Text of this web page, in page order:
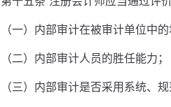
（一）内部审计在被审计单位中
（二）内部审计人员的胜任能力；
（三）内部审计是否采用系统、